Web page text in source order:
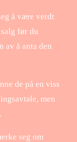
å være verdt
før du
av å anta den
de på en viss
men
seg om